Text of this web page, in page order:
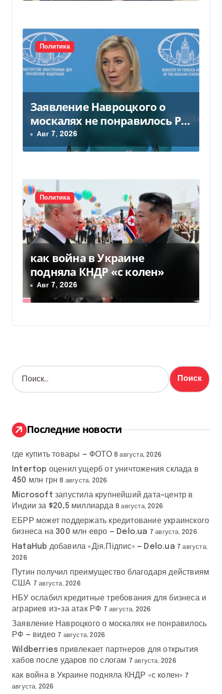
и
с
я
Политика
Заявление Навроцкого о
москалях не понравилось РФ
— видео
Авг 7, 2026
Политика
как война в Украине
подняла КНДР «с колен»
Авг 7, 2026
Н
а
:
Последние новости
где купить товары — ФОТО 8 августа, 2026
Intertop оценил ущерб от уничтожения склада в
450 млн грн 8 августа, 2026
Microsoft запустила крупнейший дата-центр в
Индии за $20,5 миллиарда 8 августа, 2026
ЕБРР может поддержать кредитование украинского
бизнеса на 300 млн евро — Delo.ua 7 августа, 2026
HataHub добавила «Дія.Підпис» — Delo.ua 7 августа,
2026
Путин получил преимущество благодаря действиям
США 7 августа, 2026
НБУ ослабил кредитные требования для бизнеса и
аграриев из-за атак РФ 7 августа, 2026
Заявление Навроцкого о москалях не понравилось
РФ — видео 7 августа, 2026
Wildberries привлекает партнеров для открытия
хабов после ударов по слогам 7 августа, 2026
как война в Украине подняла КНДР «с колен» 7
августа, 2026